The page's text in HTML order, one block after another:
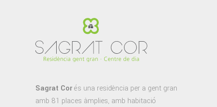
Sagrat Corés una residència per a gent gran
amb 81 places àmplies, amb habitació